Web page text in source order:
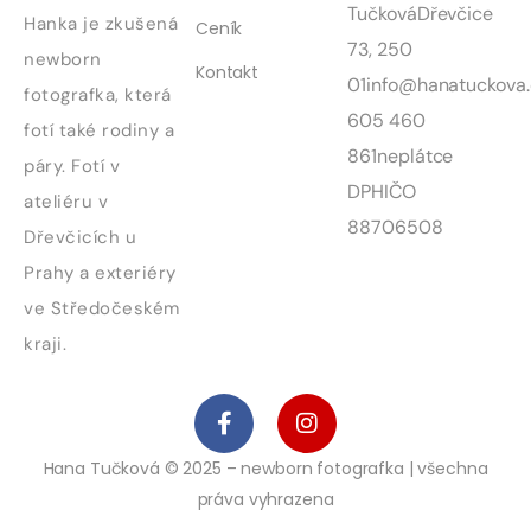
Hanka je zkušená
newborn
fotografka, která
fotí také rodiny a
páry. Fotí v
ateliéru v
Dřevčicích u
Prahy a exteriéry
ve Středočeském
kraji.
Ceník
Kontakt
TučkováDřevčice
73, 250
01
605 460
861neplátce
DPHIČO
88706508
Hana Tučková © 2025 – newborn fotografka | všechna
práva vyhrazena